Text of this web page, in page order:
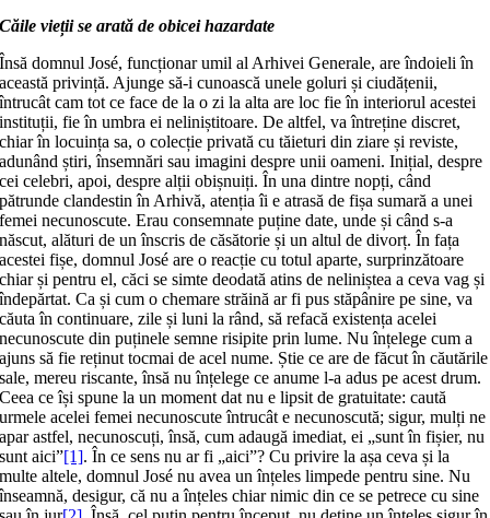
Căile vieții se arată de obicei hazardate
Însă domnul José, funcționar umil al Arhivei Generale, are îndoieli în
această privință. Ajunge să-i cunoască unele goluri și ciudățenii,
întrucât cam tot ce face de la o zi la alta are loc fie în interiorul acestei
instituții, fie în umbra ei neliniștitoare. De altfel, va întreține discret,
chiar în locuința sa, o colecție privată cu tăieturi din ziare și reviste,
adunând știri, însemnări sau imagini despre unii oameni. Inițial, despre
cei celebri, apoi, despre alții obișnuiți. În una dintre nopți, când
pătrunde clandestin în Arhivă, atenția îi e atrasă de fișa sumară a unei
femei necunoscute. Erau consemnate puține date, unde și când s-a
născut, alături de un înscris de căsătorie și un altul de divorț. În fața
acestei fișe, domnul José are o reacție cu totul aparte, surprinzătoare
chiar și pentru el, căci se simte deodată atins de neliniștea a ceva vag și
îndepărtat. Ca și cum o chemare străină ar fi pus stăpânire pe sine, va
căuta în continuare, zile și luni la rând, să refacă existența acelei
necunoscute din puținele semne risipite prin lume. Nu înțelege cum a
ajuns să fie reținut tocmai de acel nume. Știe ce are de făcut în căutările
sale, mereu riscante, însă nu înțelege ce anume l-a adus pe acest drum.
Ceea ce își spune la un moment dat nu e lipsit de gratuitate: caută
urmele acelei femei necunoscute întrucât e necunoscută; sigur, mulți ne
apar astfel, necunoscuți, însă, cum adaugă imediat, ei „sunt în fișier, nu
sunt aici”[1]. În ce sens nu ar fi „aici”? Cu privire la așa ceva și la
multe altele, domnul José nu avea un înțeles limpede pentru sine. Nu
înseamnă, desigur, că nu a înțeles chiar nimic din ce se petrece cu sine